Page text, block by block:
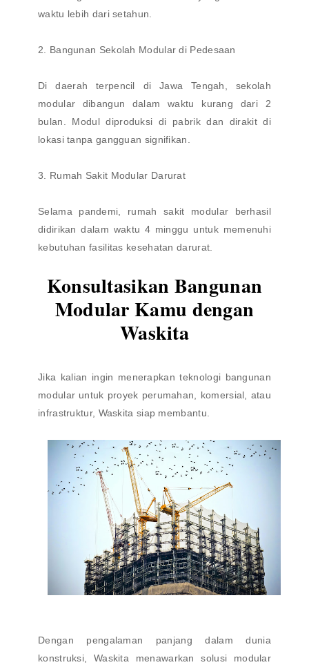
waktu lebih dari setahun.
2. Bangunan Sekolah Modular di Pedesaan
Di daerah terpencil di Jawa Tengah, sekolah
modular dibangun dalam waktu kurang dari 2
bulan. Modul diproduksi di pabrik dan dirakit di
lokasi tanpa gangguan signifikan.
3. Rumah Sakit Modular Darurat
Selama pandemi, rumah sakit modular berhasil
didirikan dalam waktu 4 minggu untuk memenuhi
kebutuhan fasilitas kesehatan darurat.
Konsultasikan Bangunan
Modular Kamu dengan
Waskita
Jika kalian ingin menerapkan teknologi bangunan
modular untuk proyek perumahan, komersial, atau
infrastruktur, Waskita siap membantu.
Dengan pengalaman panjang dalam dunia
konstruksi, Waskita menawarkan solusi modular